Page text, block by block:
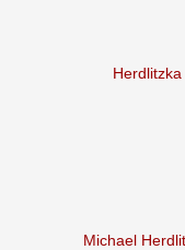
Michael